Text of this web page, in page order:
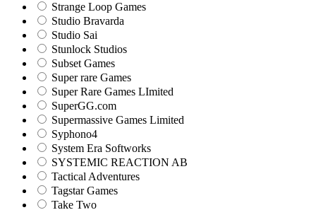
Strange Loop Games
Studio Bravarda
Studio Sai
Stunlock Studios
Subset Games
Super rare Games
Super Rare Games LImited
SuperGG.com
Supermassive Games Limited
Syphono4
System Era Softworks
SYSTEMIC REACTION AB
Tactical Adventures
Tagstar Games
Take Two